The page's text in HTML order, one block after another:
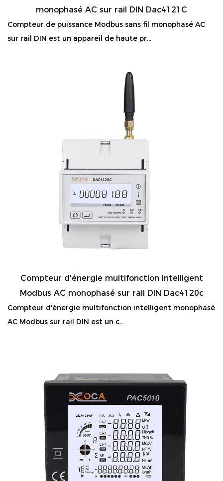
monophasé AC sur rail DIN Dac4121C
Compteur de puissance Modbus sans fil monophasé AC
sur rail DIN est un appareil de haute pr...
Compteur d'énergie multifonction intelligent
Modbus AC monophasé sur rail DIN Dac4120c
Compteur d'énergie multifonction intelligent monophasé
AC Modbus sur rail DIN est un c...